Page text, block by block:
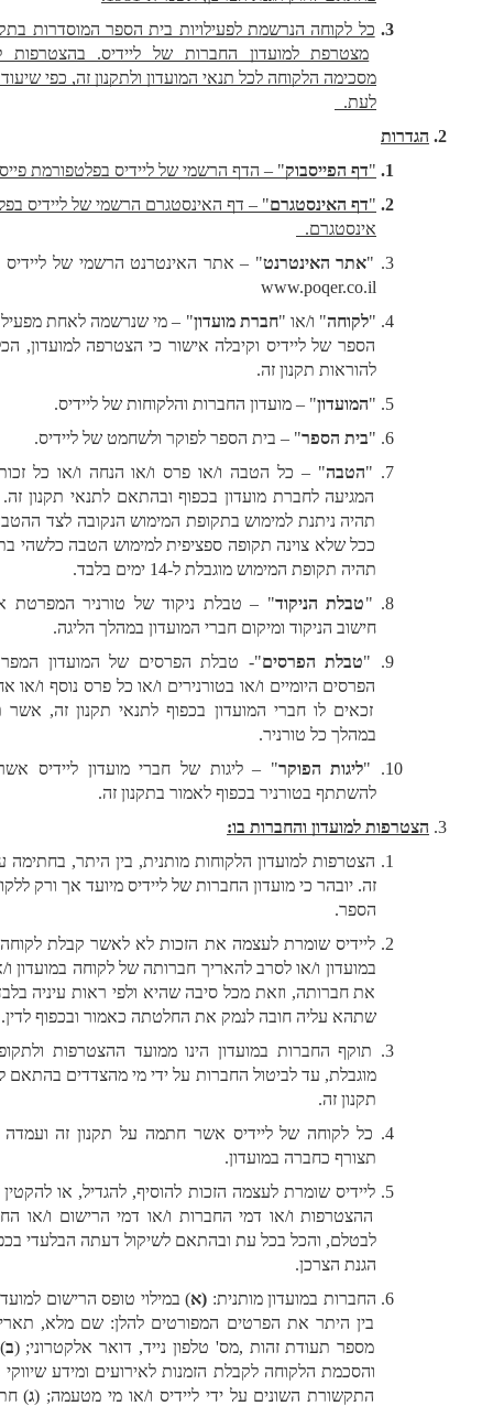
כל לקוחה הנרשמת לפעילויות בית הספר המוסדרות בתקנון הזה,
מסכימה הלקוחה לכל תנאי המועדון ולתקנון זה, כפי שיעודכנו מעת
הגדרות
דף הפייסבוק " – הדף הרשמי של ליידיס בפלטפורמת פייסבוק.
דף האינסטגרם
" – דף האינסטגרם הרשמי של ליידיס בפלטפורמת
אינסטגרם.
אתר האינטרנט
" – אתר האינטרנט הרשמי של ליידיס בכתובת
www.poqer.co.il
לקוחה" ו/או "חברת מועדון
" – מי שנרשמה לאחת מפעילויות בית
הספר של ליידיס וקיבלה אישור כי הצטרפה למועדון, הכל בכפוף
להוראות תקנון זה.
המועדון " – מועדון החברות והלקוחות של ליידיס.
בית הספר" – בית הספר לפוקר ולשחמט של ליידיס.
הטבה
" – כל הטבה ו/או פרס ו/או הנחה ו/או כל זכות אחרת
המגיעה לחברת מועדון בכפוף ובהתאם לתנאי תקנון זה. ההטבה
תהיה ניתנת למימוש בתקופת המימוש הנקובה לצד ההטבה בלבד.
ככל שלא צוינה תקופה ספציפית למימוש הטבה כלשהי בתקנון זה,
תהיה תקופת המימוש מוגבלת ל-14 ימים בלבד.
טבלת הניקוד
" – טבלת ניקוד של טורניר המפרטת את אופן
חישוב הניקוד ומיקום חברי המועדון במהלך הליגה.
טבלת הפרסים
"- טבלת הפרסים של המועדון המפרטת את
הפרסים היומיים ו/או בטורנירים ו/או כל פרס נוסף ו/או אחר אשר
במהלך כל טורניר.
ליגות הפוקר
" – ליגות של חברי מועדון ליידיס אשר זכאים
להשתתף בטורניר בכפוף לאמור בתקנון זה.
הצטרפות למועדון והחברות בו:
הצטרפות למועדון הלקוחות מותנית, בין היתר, בחתימה על תקנון
זה. יובהר כי מועדון החברות של ליידיס מיועד אך ורק ללקוחות בית
ליידיס שומרת לעצמה את הזכות לא לאשר קבלת לקוחה כחברה
במועדון ו/או לסרב להאריך חברותה של לקוחה במועדון ו/או לבטל
את חברותה, וזאת מכל סיבה שהיא ולפי ראות עיניה בלבד, ומבלי
שתהא עליה חובה לנמק את החלטתה כאמור ובכפוף לדין.
תוקף החברות במועדון הינו ממועד ההצטרפות ולתקופה בלתי
מוגבלת, עד לביטול החברות על ידי מי מהצדדים בהתאם להוראות
תקנון זה.
כל לקוחה של ליידיס אשר חתמה על תקנון זה ועמדה בתנאיו,
תצורף כחברה במועדון.
ליידיס שומרת לעצמה הזכות להוסיף, להגדיל, או להקטין את דמי
ההצטרפות ו/או דמי החברות ו/או דמי הרישום ו/או החידוש או
לבטלם, והכל בכל עת ובהתאם לשיקול דעתה הבלעדי בכפוף לחוק
הגנת הצרכן.
החברות במועדון מותנית: (א
) במילוי טופס הרישום למועדון הכולל
בין היתר את הפרטים המפורטים להלן: שם מלא, תאריך לידה,
מספר תעודת זהות ,מס' טלפון נייד, דואר אלקטרוני; (ב
) חתימה
והסכמת הלקוחה לקבלת הזמנות לאירועים ומידע שיווקי באמצעי
התקשורת השונים על ידי ליידיס ו/או מי מטעמה; (ג
) חתימה על